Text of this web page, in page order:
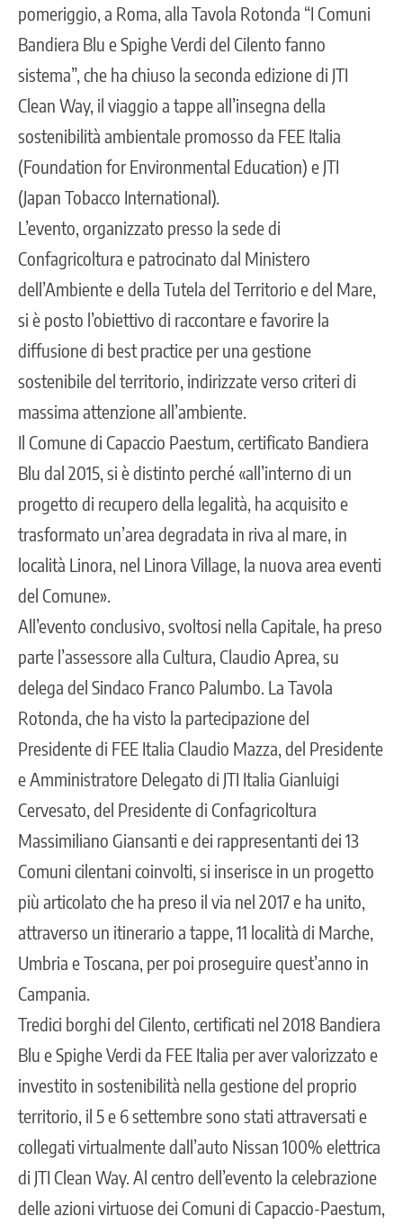
pomeriggio, a Roma, alla Tavola Rotonda “I Comuni
Bandiera Blu e Spighe Verdi del Cilento fanno
sistema”, che ha chiuso la seconda edizione di JTI
Clean Way, il viaggio a tappe all’insegna della
sostenibilità ambientale promosso da FEE Italia
(Foundation for Environmental Education) e JTI
(Japan Tobacco International).
L’evento, organizzato presso la sede di
Confagricoltura e patrocinato dal Ministero
dell’Ambiente e della Tutela del Territorio e del Mare,
si è posto l’obiettivo di raccontare e favorire la
diffusione di best practice per una gestione
sostenibile del territorio, indirizzate verso criteri di
massima attenzione all’ambiente.
Il Comune di Capaccio Paestum, certificato Bandiera
Blu dal 2015, si è distinto perché «all’interno di un
progetto di recupero della legalità, ha acquisito e
trasformato un’area degradata in riva al mare, in
località Linora, nel Linora Village, la nuova area eventi
del Comune».
All’evento conclusivo, svoltosi nella Capitale, ha preso
parte l’assessore alla Cultura, Claudio Aprea, su
delega del Sindaco Franco Palumbo. La Tavola
Rotonda, che ha visto la partecipazione del
Presidente di FEE Italia Claudio Mazza, del Presidente
e Amministratore Delegato di JTI Italia Gianluigi
Cervesato, del Presidente di Confagricoltura
Massimiliano Giansanti e dei rappresentanti dei 13
Comuni cilentani coinvolti, si inserisce in un progetto
più articolato che ha preso il via nel 2017 e ha unito,
attraverso un itinerario a tappe, 11 località di Marche,
Umbria e Toscana, per poi proseguire quest’anno in
Campania.
Tredici borghi del Cilento, certificati nel 2018 Bandiera
Blu e Spighe Verdi da FEE Italia per aver valorizzato e
investito in sostenibilità nella gestione del proprio
territorio, il 5 e 6 settembre sono stati attraversati e
collegati virtualmente dall’auto Nissan 100% elettrica
di JTI Clean Way. Al centro dell’evento la celebrazione
delle azioni virtuose dei Comuni di Capaccio-Paestum,